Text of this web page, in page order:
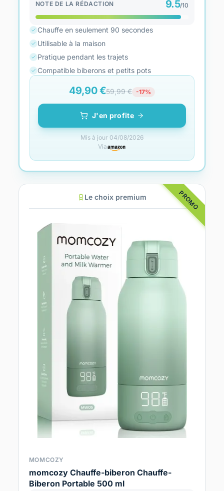
NOTE DE LA RÉDACTION 9.5/10
Chauffe en seulement 90 secondes
Utilisable à la maison
Pratique pendant les trajets
Compatible biberons et petits pots
49,90 €59,99 € -17%
J'en profite
Mis à jour 04/08/2026
Via
PROMO
Le choix premium
MOMCOZY
momcozy Chauffe-biberon Chauffe-
Biberon Portable 500 ml